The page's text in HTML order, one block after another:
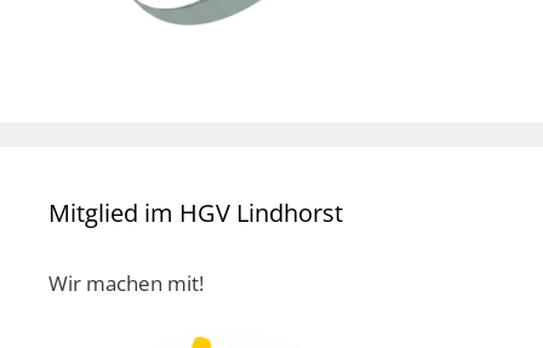
Mitglied im HGV Lindhorst
Wir machen mit!